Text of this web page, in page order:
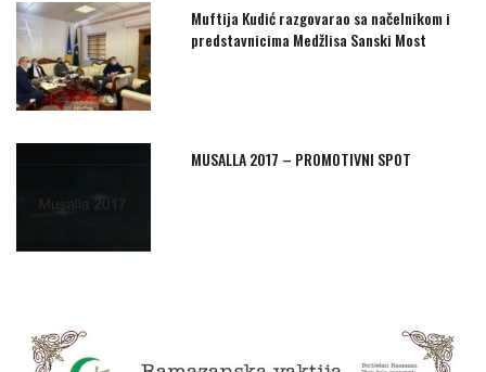
Muftija Kudić razgovarao sa načelnikom i
predstavnicima Medžlisa Sanski Most
MUSALLA 2017 – PROMOTIVNI SPOT